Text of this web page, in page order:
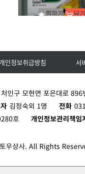
Rimula R4 L 15W-40(CK-
C4X4L
찜하기 담기
개인정보취급방침 서
인구 모현면 포은대로
김정숙외 1명 전화
호 개인정보관리책임
우상사. All Rights